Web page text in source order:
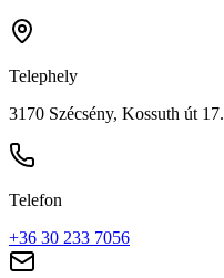
Telephely
3170 Szécsény, Kossuth út 17.
Telefon
+36 30 233 7056